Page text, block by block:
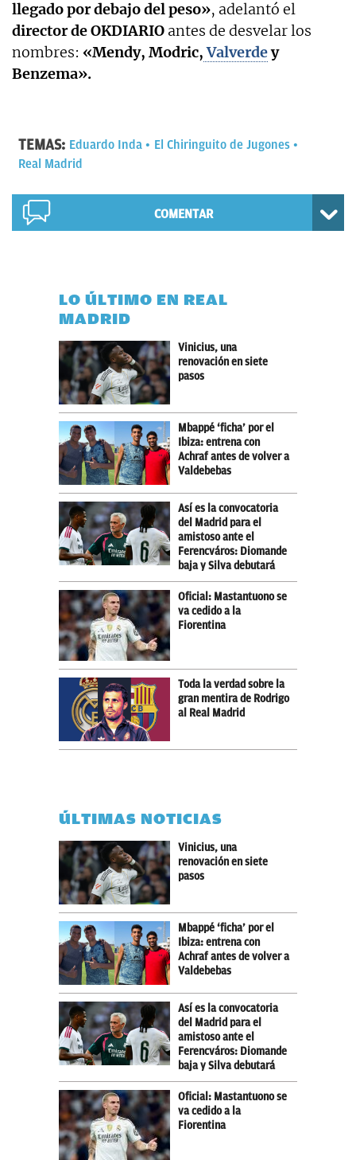
llegado por debajo del peso», adelantó el
director de OKDIARIO antes de desvelar los
nombres: «Mendy, Modric,Valverdey
Benzema».
TEMAS: Eduardo Inda
El Chiringuito de Jugones
Real Madrid
COMENTAR
LO ÚLTIMO EN REAL
MADRID
Vinicius, una
renovación en siete
pasos
Mbappé ‘ficha’ por el
Ibiza: entrena con
Achraf antes de volver a
Valdebebas
Así es la convocatoria
del Madrid para el
amistoso ante el
Ferencváros: Diomande
baja y Silva debutará
Oficial: Mastantuono se
va cedido a la
Fiorentina
Toda la verdad sobre la
gran mentira de Rodrigo
al Real Madrid
ÚLTIMAS NOTICIAS
Vinicius, una
renovación en siete
pasos
Mbappé ‘ficha’ por el
Ibiza: entrena con
Achraf antes de volver a
Valdebebas
Así es la convocatoria
del Madrid para el
amistoso ante el
Ferencváros: Diomande
baja y Silva debutará
Oficial: Mastantuono se
va cedido a la
Fiorentina